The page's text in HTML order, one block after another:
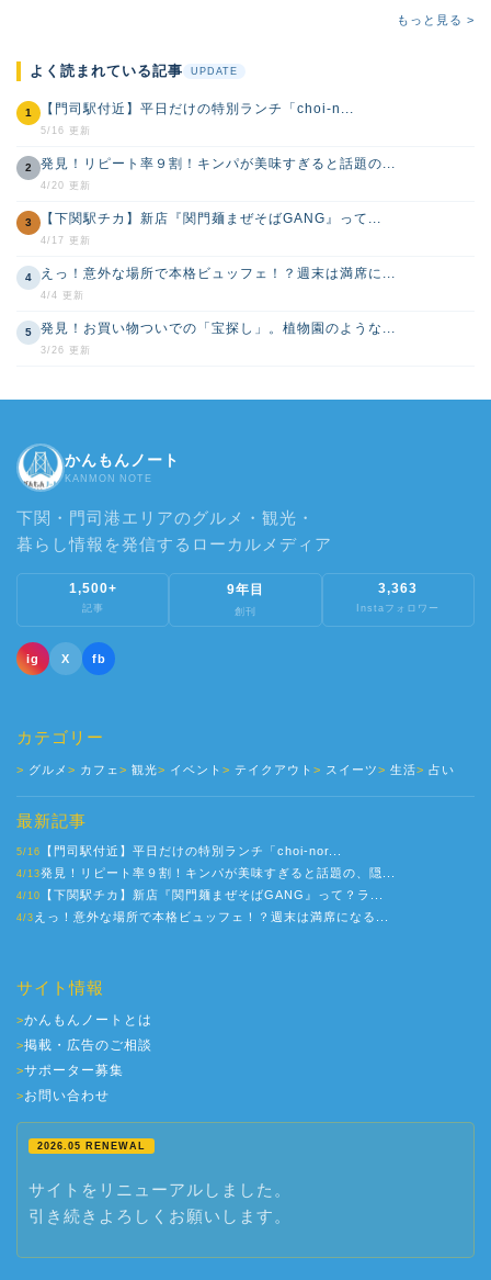
もっと見る >
よく読まれている記事 UPDATE
1 【門司駅付近】平日だけの特別ランチ「choi-n...
5/16 更新
2 発見！リピート率９割！キンパが美味すぎると話題の...
4/20 更新
3 【下関駅チカ】新店『関門麺まぜそばGANG』って...
4/17 更新
4 えっ！意外な場所で本格ビュッフェ！？週末は満席に...
4/4 更新
5 発見！お買い物ついでの「宝探し」。植物園のような...
3/26 更新
かんもんノート
KANMON NOTE
下関・門司港エリアのグルメ・観光・
暮らし情報を発信するローカルメディア
1,500+
記事
9年目
創刊
3,363
Instaフォロワー
ig X fb
カテゴリー
グルメ カフェ 観光 イベント テイクアウト スイーツ 生活 占い
最新記事
5/16 【門司駅付近】平日だけの特別ランチ「choi-nor...
4/13発見！リピート率９割！キンパが美味すぎると話題の、隠...
4/10 【下関駅チカ】新店『関門麺まぜそばGANG』って？ラ...
4/3 えっ！意外な場所で本格ビュッフェ！？週末は満席になる...
サイト情報
>かんもんノートとは
>掲載・広告のご相談
>サポーター募集
>お問い合わせ
2026.05 RENEWAL
サイトをリニューアルしました。
引き続きよろしくお願いします。